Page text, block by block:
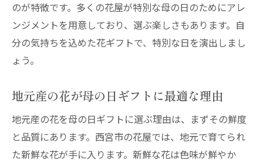
のが特徴です。多くの花屋が特別な母の日のためにアレ
ンジメントを用意しており、選ぶ楽しさもあります。自
分の気持ちを込めた花ギフトで、特別な日を演出しまし
ょう。
地元産の花が母の日ギフトに最適な理由
地元産の花を母の日ギフトに選ぶ理由は、まずその鮮度
と品質にあります。西宮市の花屋では、地元で育てられ
た新鮮な花が手に入ります。新鮮な花は色味が鮮やか